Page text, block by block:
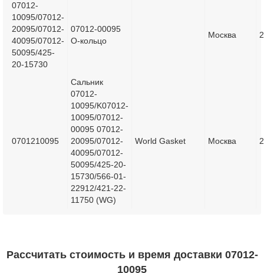
07012-
10095/07012-
20095/07012-
40095/07012-
50095/425-
20-15730
07012-00095
О-кольцо
Москва
0701210095
Сальник
07012-
10095/K07012-
10095/07012-
00095 07012-
20095/07012-
40095/07012-
50095/425-20-
15730/566-01-
22912/421-22-
11750 (WG)
World Gasket Москва
Рассчитать стоимость и время доставки 07012-
10095